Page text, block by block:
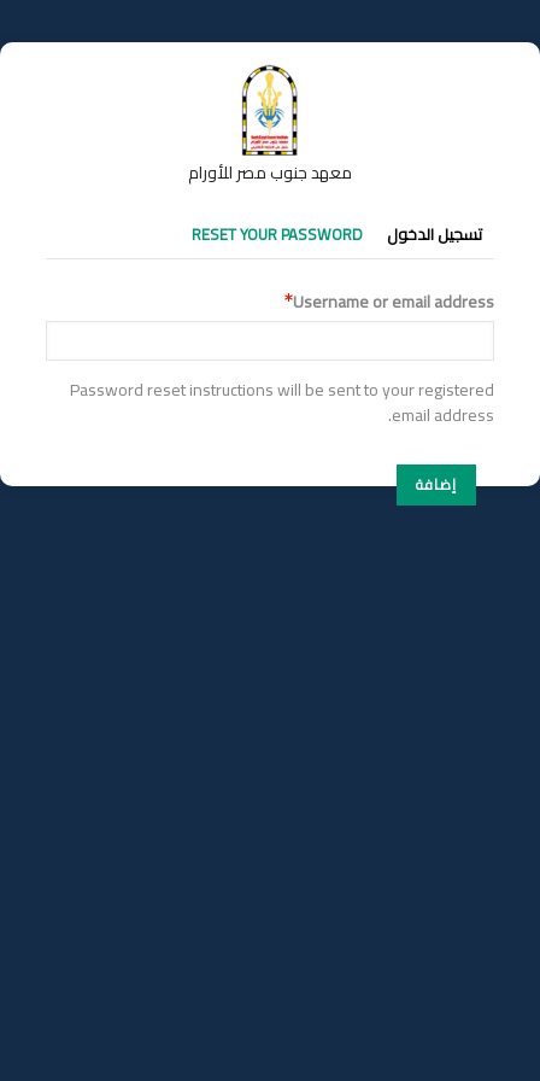
إلى
المحتوى
معهد جنوب مصر للأورام
التبويبات
الأساسية
تسجيل الدخول RESET YOUR PASSWORD
Username or email address
Password reset instructions will be sent to your registered
email address.